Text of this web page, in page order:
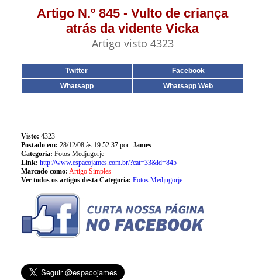
Artigo N.º 845 - Vulto de criança
atrás da vidente Vicka
Artigo visto 4323
Twitter
Facebook
Whatsapp
Whatsapp Web
Visto: 4323
Postado em: 28/12/08 às 19:52:37 por: James
Categoria: Fotos Medjugorje
Link: http://www.espacojames.com.br/?cat=33&id=845
Marcado como: Artigo Simples
Ver todos os artigos desta Categoria: Fotos Medjugorje